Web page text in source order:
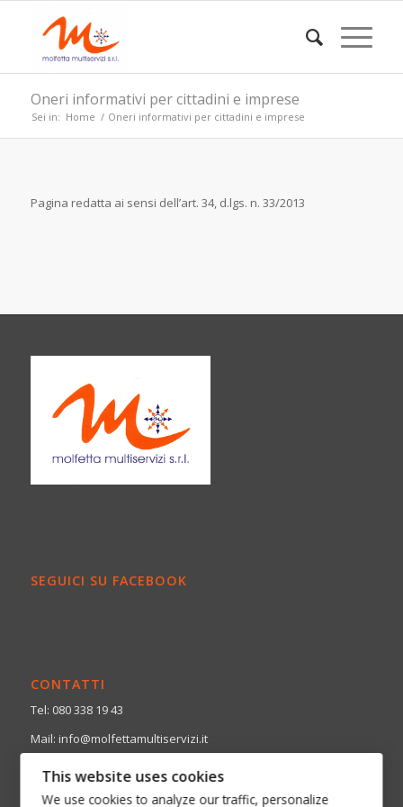
Oneri informativi per cittadini e imprese
Sei in: Home / Oneri informativi per cittadini e imprese
Pagina redatta ai sensi dell’art. 34, d.lgs. n. 33/2013
SEGUICI SU FACEBOOK
CONTATTI
Tel: 080 338 19 43
Mail: info@molfettamultiservizi.it
PEC: molfettamultiservizi@pec.it
Sede Legale: Via Martiri di Via Fani – Pal. Comunale
This website uses cookies
We use cookies to analyze our traffic, personalize